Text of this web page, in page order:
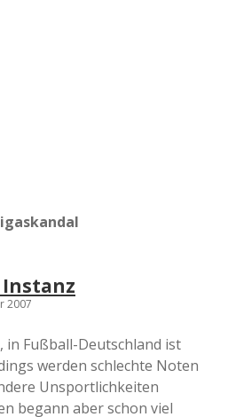
2007
in Fußball-Deutschland ist
werden schlechte Noten
Unsportlichkeiten
begann aber schon viel